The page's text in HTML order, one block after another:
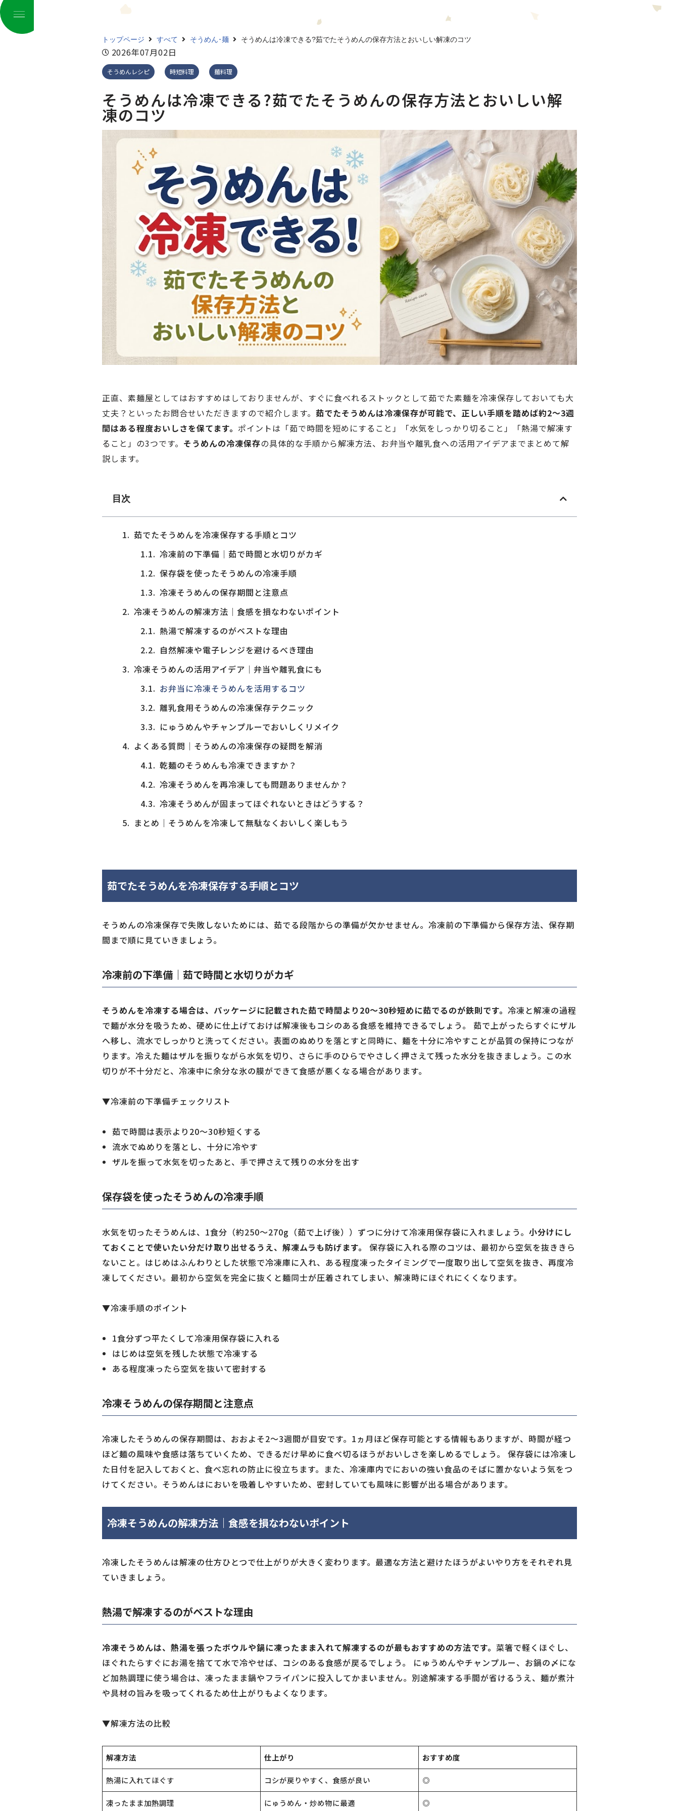
コ
トップページ すべて そうめん･麺 そうめんは冷凍できる?茹でたそうめんの保存方法とおいしい解凍のコツ
2026年07月02日
そうめんレシピ 時短料理 麺料理
そうめんは冷凍できる?茹でたそうめんの保存方法とおいしい解
凍のコツ
正直、素麺屋としてはおすすめはしておりませんが、すぐに食べれるストックとして茹でた素麺を冷凍保存しておいても大
丈夫？といったお問合せいただきますので紹介します。 茹でたそうめんは冷凍保存が可能で、正しい手順を踏めば約2〜3週
間はある程度おいしさを保てます。 ポイントは「茹で時間を短めにすること」「水気をしっかり切ること」「熱湯で解凍す
ること」の3つです。 そうめんの冷凍保存の具体的な手順から解凍方法、お弁当や離乳食への活用アイデアまでまとめて解
説します。
目次
茹でたそうめんを冷凍保存する手順とコツ
冷凍前の下準備｜茹で時間と水切りがカギ
保存袋を使ったそうめんの冷凍手順
冷凍そうめんの保存期間と注意点
冷凍そうめんの解凍方法｜食感を損なわないポイント
熱湯で解凍するのがベストな理由
自然解凍や電子レンジを避けるべき理由
冷凍そうめんの活用アイデア｜弁当や離乳食にも
お弁当に冷凍そうめんを活用するコツ
離乳食用そうめんの冷凍保存テクニック
にゅうめんやチャンプルーでおいしくリメイク
よくある質問｜そうめんの冷凍保存の疑問を解消
乾麺のそうめんも冷凍できますか？
冷凍そうめんを再冷凍しても問題ありませんか？
冷凍そうめんが固まってほぐれないときはどうする？
まとめ｜そうめんを冷凍して無駄なくおいしく楽しもう
茹でたそうめんを冷凍保存する手順とコツ
そうめんの冷凍保存で失敗しないためには、茹でる段階からの準備が欠かせません。冷凍前の下準備から保存方法、保存期
間まで順に見ていきましょう。
冷凍前の下準備｜茹で時間と水切りがカギ
そうめんを冷凍する場合は、パッケージに記載された茹で時間より20〜30秒短めに茹でるのが鉄則です。 冷凍と解凍の過程
で麺が水分を吸うため、硬めに仕上げておけば解凍後もコシのある食感を維持できるでしょう。 茹で上がったらすぐにザル
へ移し、流水でしっかりと洗ってください。表面のぬめりを落とすと同時に、麺を十分に冷やすことが品質の保持につなが
ります。冷えた麺はザルを振りながら水気を切り、さらに手のひらでやさしく押さえて残った水分を抜きましょう。この水
切りが不十分だと、冷凍中に余分な氷の膜ができて食感が悪くなる場合があります。
▼冷凍前の下準備チェックリスト
茹で時間は表示より20〜30秒短くする
流水でぬめりを落とし、十分に冷やす
ザルを振って水気を切ったあと、手で押さえて残りの水分を出す
保存袋を使ったそうめんの冷凍手順
水気を切ったそうめんは、1食分（約250〜270g（茹で上げ後））ずつに分けて冷凍用保存袋に入れましょう。 小分けにし
ておくことで使いたい分だけ取り出せるうえ、解凍ムラも防げます。
保存袋に入れる際のコツは、最初から空気を抜ききら
ないこと。はじめはふんわりとした状態で冷凍庫に入れ、ある程度凍ったタイミングで一度取り出して空気を抜き、再度冷
凍してください。最初から空気を完全に抜くと麺同士が圧着されてしまい、解凍時にほぐれにくくなります。
▼冷凍手順のポイント
1食分ずつ平たくして冷凍用保存袋に入れる
はじめは空気を残した状態で冷凍する
ある程度凍ったら空気を抜いて密封する
冷凍そうめんの保存期間と注意点
冷凍したそうめんの保存期間は、おおよそ2〜3週間が目安です。1ヵ月ほど保存可能とする情報もありますが、時間が経つ
ほど麺の風味や食感は落ちていくため、できるだけ早めに食べ切るほうがおいしさを楽しめるでしょう。 保存袋には冷凍し
た日付を記入しておくと、食べ忘れの防止に役立ちます。また、冷凍庫内でにおいの強い食品のそばに置かないよう気をつ
けてください。そうめんはにおいを吸着しやすいため、密封していても風味に影響が出る場合があります。
冷凍そうめんの解凍方法｜食感を損なわないポイント
冷凍したそうめんは解凍の仕方ひとつで仕上がりが大きく変わります。最適な方法と避けたほうがよいやり方をそれぞれ見
ていきましょう。
熱湯で解凍するのがベストな理由
冷凍そうめんは、熱湯を張ったボウルや鍋に凍ったまま入れて解凍するのが最もおすすめの方法です。 菜箸で軽くほぐし、
ほぐれたらすぐにお湯を捨てて水で冷やせば、コシのある食感が戻るでしょう。 にゅうめんやチャンプルー、お鍋の〆にな
ど加熱調理に使う場合は、凍ったまま鍋やフライパンに投入してかまいません。別途解凍する手間が省けるうえ、麺が煮汁
や具材の旨みを吸ってくれるため仕上がりもよくなります。
▼解凍方法の比較
解凍方法 仕上がり おすすめ度
熱湯に入れてほぐす コシが戻りやすく、食感が良い ◎
凍ったまま加熱調理 にゅうめん・炒め物に最適 ◎